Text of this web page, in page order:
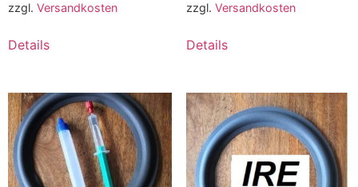
zzgl. Versandkosten
Details
zzgl. Versandkosten
Details